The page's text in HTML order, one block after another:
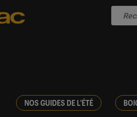
NOS GUIDES DE L'ÉTÉ